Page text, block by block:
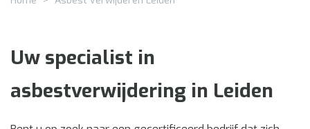
Uw specialist in
asbestverwijdering in Leiden